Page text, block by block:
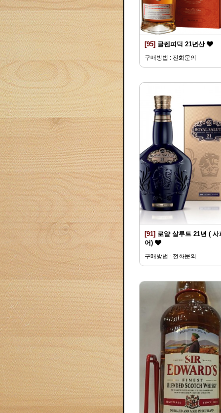
[95] 글렌피딕 21년산
구매방법 : 전화문의
[91] 로얄 살루트 21년 ( 사
어)
구매방법 : 전화문의